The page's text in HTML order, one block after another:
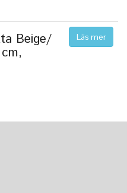
Beige/ Läs mer